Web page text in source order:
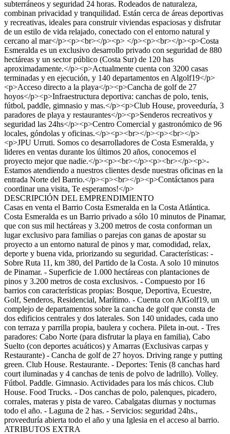
subterráneos y seguridad 24 horas. Rodeados de naturaleza,
combinan privacidad y tranquilidad. Están cerca de áreas deportivas
y recreativas, ideales para construir viviendas espaciosas y disfrutar
de un estilo de vida relajado, conectado con el entorno natural y
cercano al mar</p><p><br></p><p> </p><p><br></p><p>Costa
Esmeralda es un exclusivo desarrollo privado con seguridad de 880
hectáreas y un sector público (Costa Sur) de 120 has
aproximadamente.</p><p>Actualmente cuenta con 3200 casas
terminadas y en ejecución, y 140 departamentos en Algolf19</p>
<p>Acceso directo a la playa</p><p>Cancha de golf de 27
hoyos</p><p>Infraestructura deportiva: canchas de polo, tenis,
fútbol, paddle, gimnasio y mas.</p><p>Club House, proveeduría, 3
paradores de playa y restaurantes</p><p>Senderos recreativos y
seguridad las 24hs</p><p>Centro Comercial y gastronómico de 96
locales, góndolas y oficinas.</p><p><br></p><p><br></p>
<p>JPU Urruti. Somos co desarrolladores de Costa Esmeralda, y
lideres en ventas durante los últimos 20 años, conocemos el
proyecto mejor que nadie.</p><p><br></p><p><br></p><p>-
Estamos atendiendo a nuestros clientes desde nuestras oficinas en la
entrada Norte del Barrio.</p><p><br></p><p>Contáctanos para
coordinar una visita, Te esperamos!</p>
DESCRIPCIÓN DEL EMPRENDIMIENTO
Casas en venta el Barrio Costa Esmeralda en la Costa Atlántica.
Costa Esmeralda es un Barrio privado a sólo 10 minutos de Pinamar,
que con sus mil hectáreas y 3.200 metros de costa conforman un
lugar exclusivo para familias o parejas con ganas de apostar su
proyecto a un entorno natural de pinos y mar, comodidad, relax,
deporte y buena vida, priorizando su seguridad. Características: -
Sobre Ruta 11, km 380, del Partido de la Costa. A solo 10 minutos
de Pinamar. - Superficie de 1.000 hectáreas con plantaciones de
pinos y 3.200 metros de costa exclusivos. - Compuesto por 16
barrios con características propias: Bosque, Deportiva, Ecuestre,
Golf, Senderos, Residencial, Marítimo. - Cuenta con AlGolf19, un
complejo de departamentos sobre la cancha de golf que consta de
dos edificios centrales y dos laterales. Son 140 unidades, cada uno
con terraza y parrilla propia, baulera y cochera. Pileta in-out. - Tres
paradores: Cabo Norte (para disfrutar la playa en familia), Cabo
Suelto (con deportes acuáticos) y Amarras (Exclusivas carpas y
Restaurante) - Cancha de golf de 27 hoyos. Driving range y putting
green. Club House. Restaurante. - Deportes: Tenis (8 canchas hard
court iluminadas y 4 canchas de tenis de polvo de ladrillo). Volley.
Fútbol. Paddle. Gimnasio. Actividades para los más chicos. Club
House. Food Trucks. - Dos canchas de polo, palenques, picadero,
corrales, materas y pista de vareo. Cabalgatas diurnas y nocturnas
todo el año. - Laguna de 2 has. - Servicios: seguridad 24hs.,
proveeduría abierta todo el año y una Iglesia en el acceso al barrio.
ATRIBUTOS EXTRA